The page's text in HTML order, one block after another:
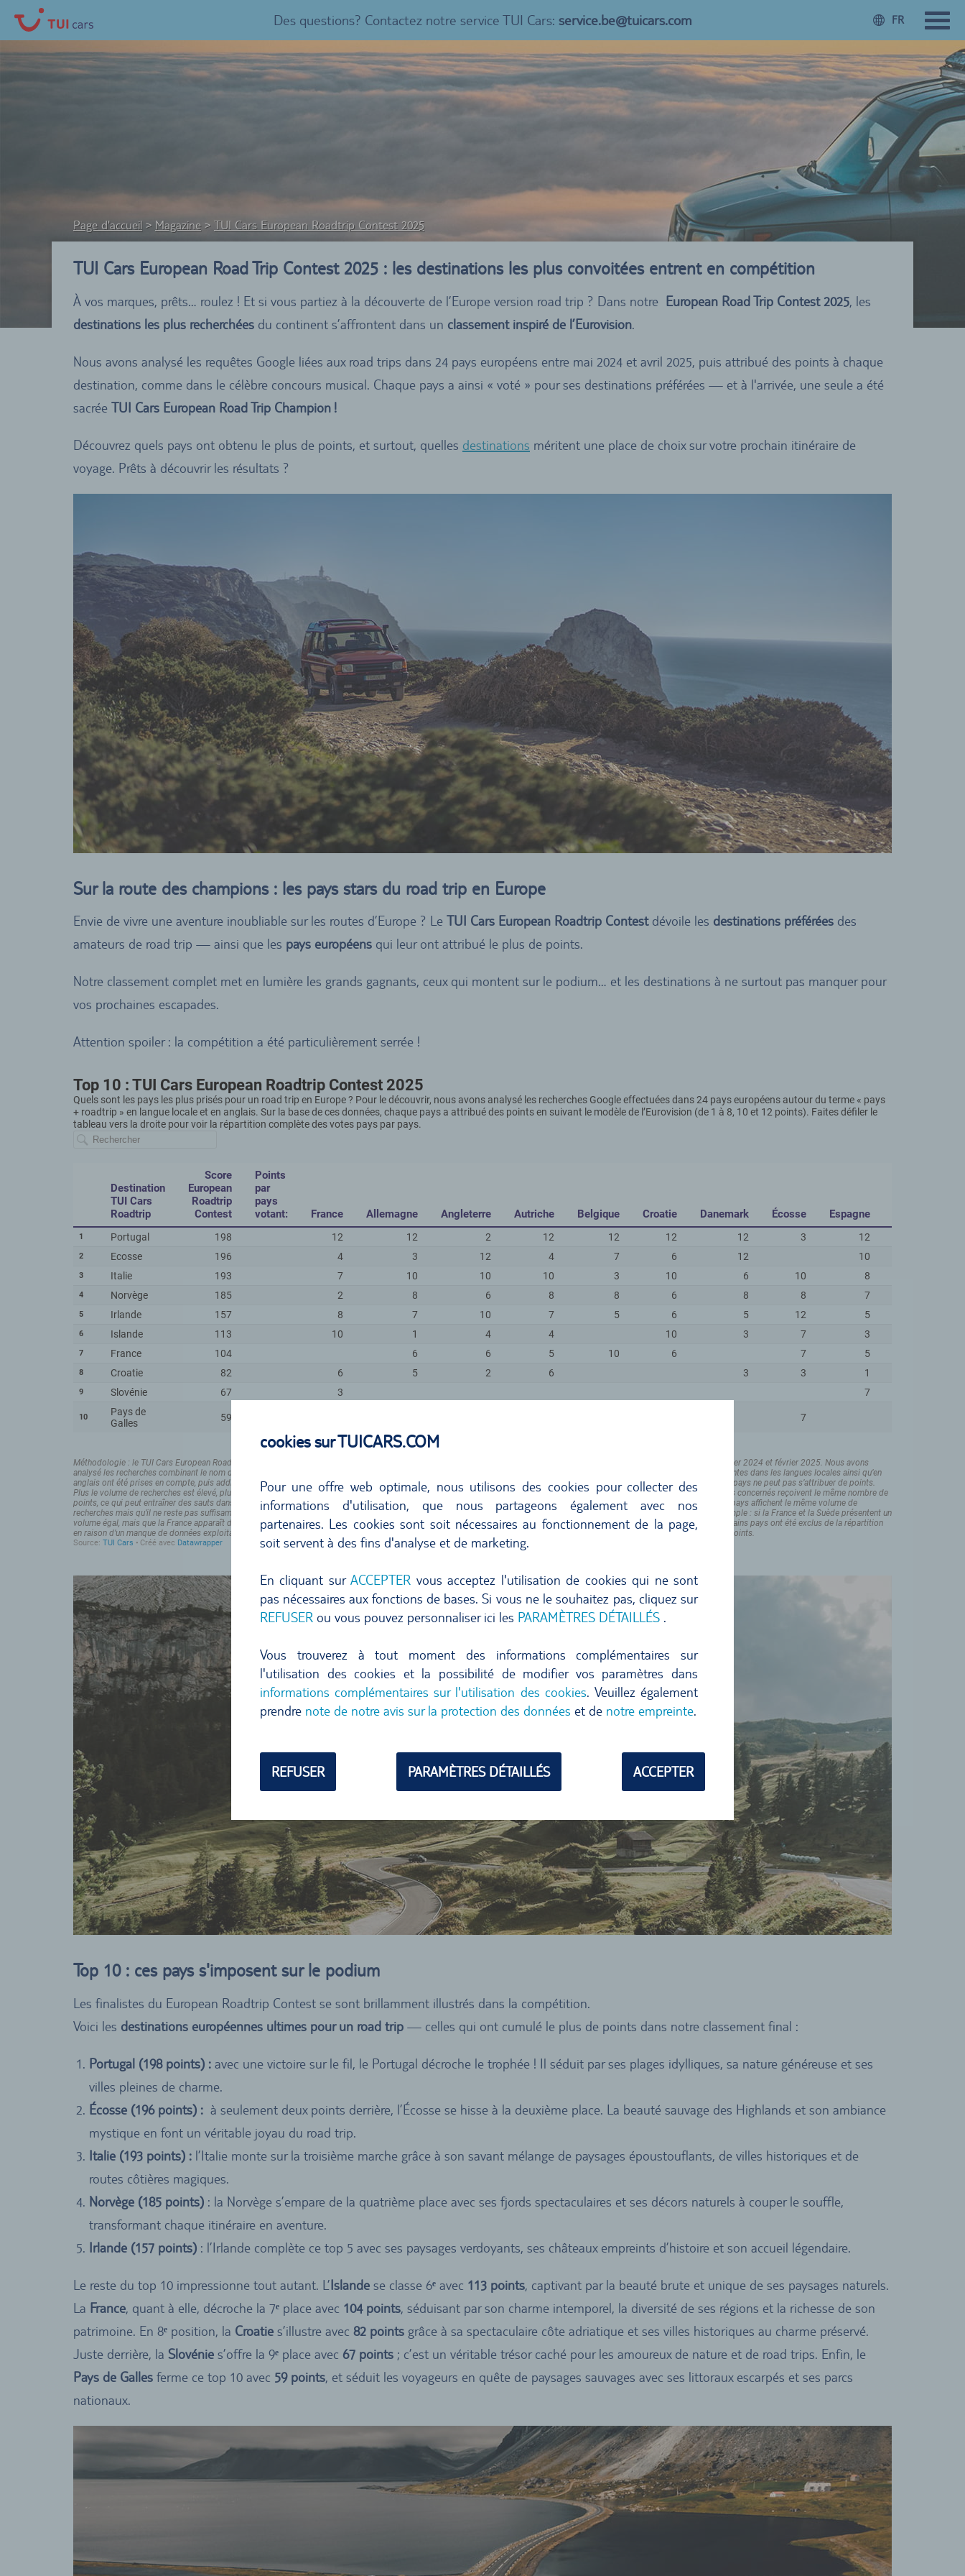
cookies sur TUICARS.COM
Pour une offre web optimale, nous utilisons des cookies pour collecter des
informations d'utilisation, que nous partageons également avec nos
partenaires. Les cookies sont soit nécessaires au fonctionnement de la page,
soit servent à des fins d'analyse et de marketing.
En cliquant surACCEPTER vous acceptez l'utilisation de cookies qui ne sont
pas nécessaires aux fonctions de bases. Si vous ne le souhaitez pas, cliquez sur
REFUSER ou vous pouvez personnaliser ici les PARAMÈTRES DÉTAILLÉS .
Vous trouverez à tout moment des informations complémentaires sur
l'utilisation des cookies et la possibilité de modifier vos paramètres dans
informations complémentaires sur l'utilisation des cookies. Veuillez également
prendre note de notre avis sur la protection des données et de notre empreinte.
REFUSER PARAMÈTRES DÉTAILLÉS ACCEPTER
FR
Des questions? Contactez notre service TUI Cars: service.be@tuicars.com
Page d'accueil Magazine TUI Cars European Roadtrip Contest 2025
TUI Cars European Road Trip Contest 2025 : les destinations les plus convoitées entrent en compétition
À vos marques, prêts… roulez ! Et si vous partiez à la découverte de l’Europe version road trip ? Dans notre European Road Trip Contest 2025, les
destinations les plus recherchées du continent s’affrontent dans un classement inspiré de l’Eurovision.
Nous avons analysé les requêtes Google liées aux road trips dans 24 pays européens entre mai 2024 et avril 2025, puis attribué des points à chaque
destination, comme dans le célèbre concours musical. Chaque pays a ainsi « voté » pour ses destinations préférées — et à l'arrivée, une seule a été
sacrée TUI Cars European Road Trip Champion !
Découvrez quels pays ont obtenu le plus de points, et surtout, quelles destinations méritent une place de choix sur votre prochain itinéraire de
voyage. Prêts à découvrir les résultats ?
Sur la route des champions : les pays stars du road trip en Europe
Envie de vivre une aventure inoubliable sur les routes d’Europe ? Le TUI Cars European Roadtrip Contest dévoile les destinations préférées des
amateurs de road trip — ainsi que les pays européens qui leur ont attribué le plus de points.
Notre classement complet met en lumière les grands gagnants, ceux qui montent sur le podium… et les destinations à ne surtout pas manquer pour
vos prochaines escapades.
Attention spoiler : la compétition a été particulièrement serrée !
Top 10 : ces pays s'imposent sur le podium
Les finalistes du European Roadtrip Contest se sont brillamment illustrés dans la compétition.
Voici les destinations européennes ultimes pour un road trip — celles qui ont cumulé le plus de points dans notre classement final :
Portugal (198 points) : avec une victoire sur le fil, le Portugal décroche le trophée ! Il séduit par ses plages idylliques, sa nature généreuse et ses
villes pleines de charme.
Écosse (196 points) : à seulement deux points derrière, l’Écosse se hisse à la deuxième place. La beauté sauvage des Highlands et son ambiance
mystique en font un véritable joyau du road trip.
Italie (193 points) : l’Italie monte sur la troisième marche grâce à son savant mélange de paysages époustouflants, de villes historiques et de
routes côtières magiques.
Norvège (185 points) : la Norvège s’empare de la quatrième place avec ses fjords spectaculaires et ses décors naturels à couper le souffle,
transformant chaque itinéraire en aventure.
Irlande (157 points) : l’Irlande complète ce top 5 avec ses paysages verdoyants, ses châteaux empreints d’histoire et son accueil légendaire.
Le reste du top 10 impressionne tout autant. L’Islande se classe 6ᵉ avec 113 points, captivant par la beauté brute et unique de ses paysages naturels.
La France, quant à elle, décroche la 7ᵉ place avec 104 points, séduisant par son charme intemporel, la diversité de ses régions et la richesse de son
patrimoine. En 8ᵉ position, la Croatie s’illustre avec 82 points grâce à sa spectaculaire côte adriatique et ses villes historiques au charme préservé.
Juste derrière, la Slovénie s’offre la 9ᵉ place avec 67 points ; c’est un véritable trésor caché pour les amoureux de nature et de road trips. Enfin, le
Pays de Galles ferme ce top 10 avec 59 points, et séduit les voyageurs en quête de paysages sauvages avec ses littoraux escarpés et ses parcs
nationaux.